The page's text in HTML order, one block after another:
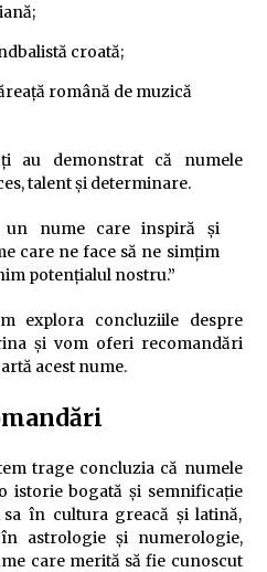
croată;
română de muzică
au demonstrat că numele
talent și determinare.
un nume care inspiră și
care ne face să ne simțim
potențialul nostru.”
explora concluziile despre
și vom oferi recomandări
acest nume.
trage concluzia că numele
istorie bogată și semnificație
în cultura greacă și latină,
astrologie și numerologie,
care merită să fie cunoscut